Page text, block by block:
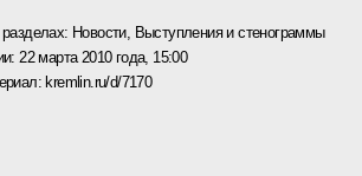
Новости, Выступления и стенограммы
22 марта 2010 года, 15:00
kremlin.ru/d/7170